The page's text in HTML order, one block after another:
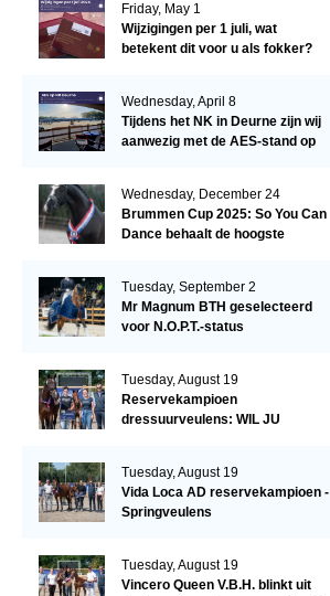
Friday, May 1
Wijzigingen per 1 juli, wat
betekent dit voor u als fokker?
Wednesday, April 8
Tijdens het NK in Deurne zijn wij
aanwezig met de AES-stand op
Wednesday, December 24
Brummen Cup 2025: So You Can
Dance behaalt de hoogste
Tuesday, September 2
Mr Magnum BTH geselecteerd
voor N.O.P.T.-status
Tuesday, August 19
Reservekampioen
dressuurveulens: WIL JU
Tuesday, August 19
Vida Loca AD reservekampioen -
Springveulens
Tuesday, August 19
Vincero Queen V.B.H. blinkt uit